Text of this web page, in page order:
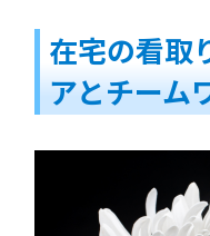
在宅の看取
アとチーム